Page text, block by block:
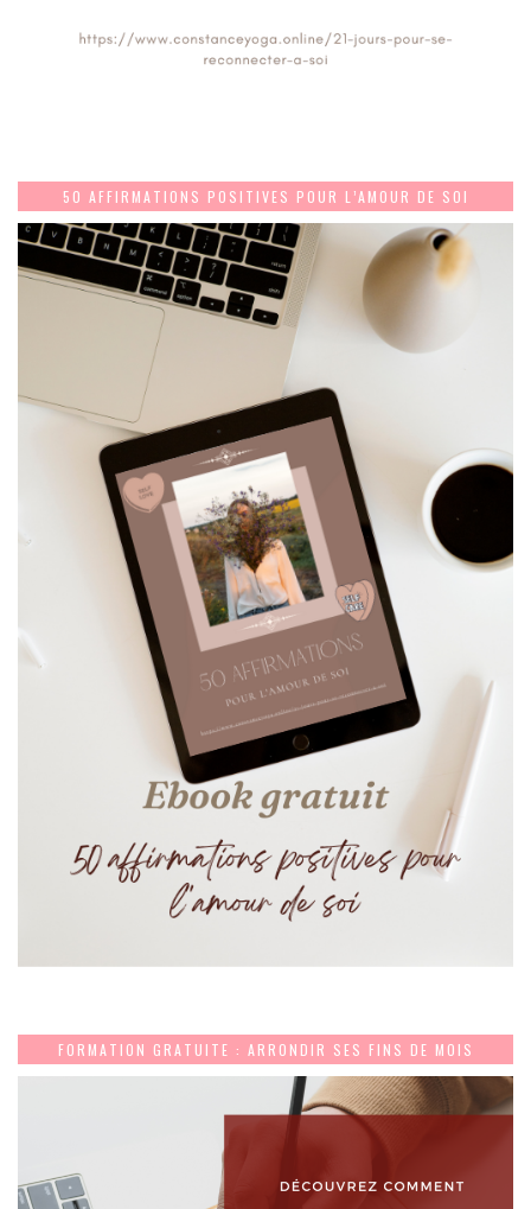
50 AFFIRMATIONS POSITIVES POUR L’AMOUR DE SOI
FORMATION GRATUITE : ARRONDIR SES FINS DE MOIS